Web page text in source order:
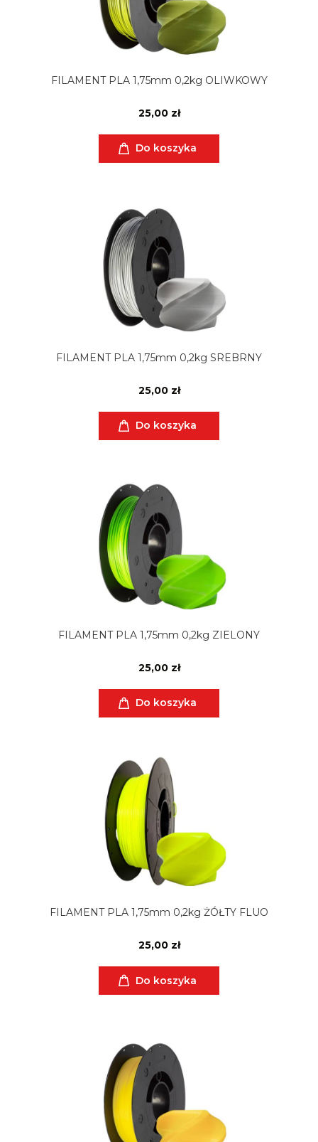
FILAMENT PLA 1,75mm 0,2kg OLIWKOWY
25,00 zł
Do koszyka
FILAMENT PLA 1,75mm 0,2kg SREBRNY
25,00 zł
Do koszyka
FILAMENT PLA 1,75mm 0,2kg ZIELONY
25,00 zł
Do koszyka
FILAMENT PLA 1,75mm 0,2kg ŻÓŁTY FLUO
25,00 zł
Do koszyka